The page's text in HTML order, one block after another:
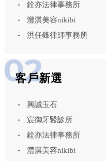
銓亦法律事務所
澧淇美容nikibi
洪任鋒律師事務所
客戶新選
興誠玉石
宸御牙醫診所
銓亦法律事務所
澧淇美容nikibi